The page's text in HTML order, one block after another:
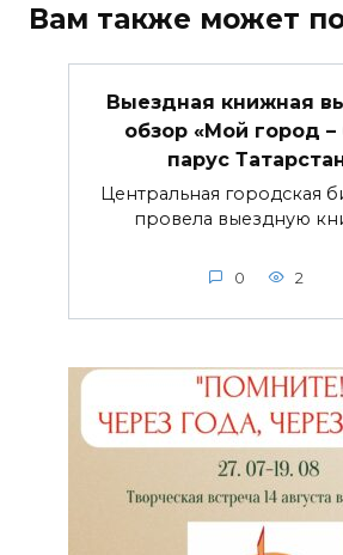
Вам также может
Выездная книжная
обзор «Мой город
парус
Центральная городская
провела выездную
0 2